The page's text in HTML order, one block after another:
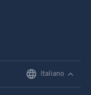
Italiano